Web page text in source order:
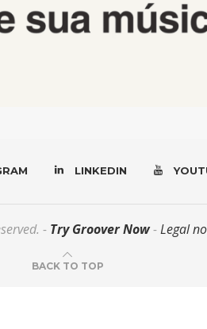
LINKEDIN
- Try Groover Now-Legal
BACK TO TOP